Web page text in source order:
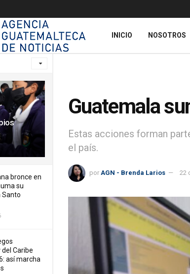
bronce en
su
Santo
Caribe
así marcha
INICIO NOSOTROS
Guatemala
Estas acciones forman
el país.
por AGN - Brenda Larios 22